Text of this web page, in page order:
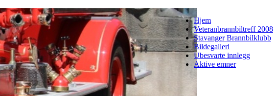
Hjem
Veteranbrannbiltreff 2008
Stavanger Brannbilklubb
Bildegalleri
Ubesvarte innlegg
Aktive emner